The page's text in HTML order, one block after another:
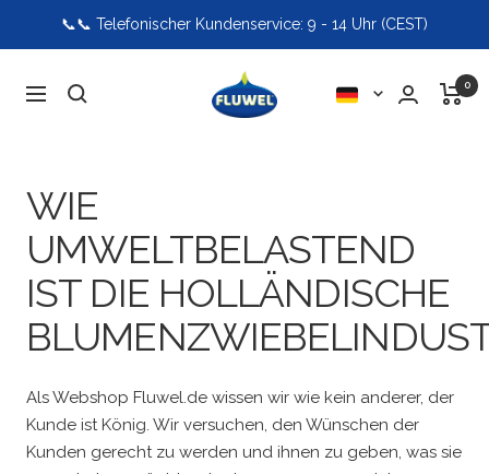
📞📞 Telefonischer Kundenservice: 9 - 14 Uhr (CEST)
Navigation
Fluwel Sprache 0
WIE
UMWELTBELASTEND
IST DIE HOLLÄNDISCHE
Als Webshop Fluwel.de wissen wir wie kein anderer, der
Kunde ist König. Wir versuchen, den Wünschen der
Kunden gerecht zu werden und ihnen zu geben, was sie